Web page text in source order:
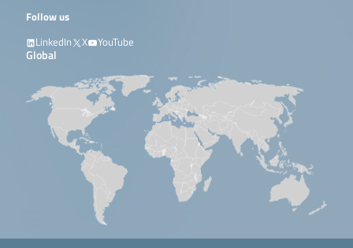
Follow us
LinkedIn
X YouTube
Global